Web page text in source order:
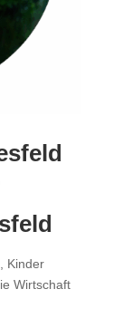
Kinder
Wirtschaft